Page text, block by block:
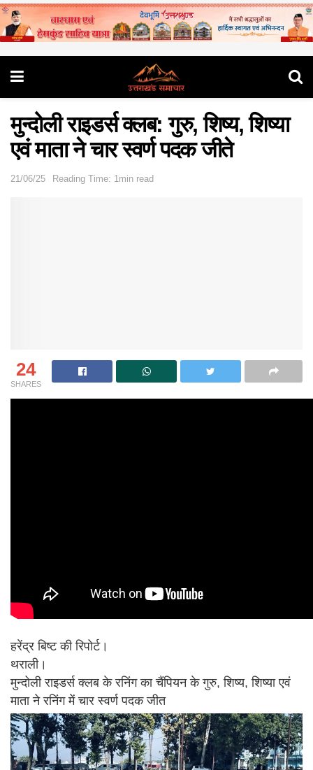
मुन्दोली राइडर्स क्लब: गुरु, शिष्य, शिष्या
एवं माता ने चार स्वर्ण पदक जीते
21/06/25 Reading Time: 1min read
24
SHARES
हरेंद्र बिष्ट की रिपोर्ट।
थराली।
मुन्दोली राइडर्स क्लब के रनिंग का चैंपियन के गुरु, शिष्य, शिष्या एवं
माता ने रनिंग में चार स्वर्ण पदक जीत